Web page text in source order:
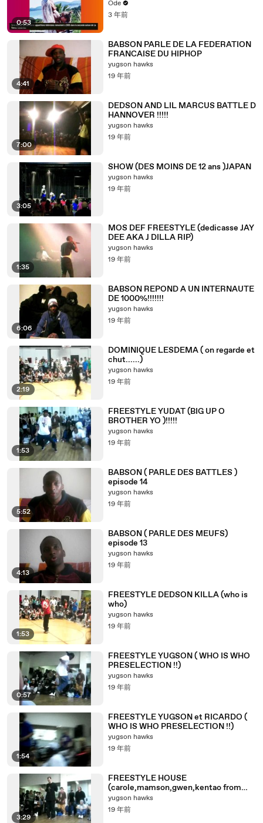
0:53
Ode
3 年前
4:41
BABSON PARLE DE LA FEDERATION
FRANCAISE DU HIPHOP
yugson hawks
19 年前
7:00
DEDSON AND LIL MARCUS BATTLE D
HANNOVER !!!!!
yugson hawks
19 年前
3:05
SHOW (DES MOINS DE 12 ans )JAPAN
yugson hawks
19 年前
1:35
MOS DEF FREESTYLE (dedicasse JAY
DEE AKA J DILLA RIP)
yugson hawks
19 年前
6:06
BABSON REPOND A UN INTERNAUTE
DE 1000%!!!!!!!
yugson hawks
19 年前
2:19
DOMINIQUE LESDEMA ( on regarde et
chut......)
yugson hawks
19 年前
1:53
FREESTYLE YUDAT (BIG UP O
BROTHER YO )!!!!!
yugson hawks
19 年前
5:52
BABSON ( PARLE DES BATTLES )
episode 14
yugson hawks
19 年前
4:13
BABSON ( PARLE DES MEUFS)
episode 13
yugson hawks
19 年前
1:53
FREESTYLE DEDSON KILLA (who is
who)
yugson hawks
19 年前
0:57
FREESTYLE YUGSON ( WHO IS WHO
PRESELECTION !!)
yugson hawks
19 年前
1:54
FREESTYLE YUGSON et RICARDO (
WHO IS WHO PRESELECTION !!)
yugson hawks
19 年前
3:29
FREESTYLE HOUSE
(carole,mamson,gwen,kentao from
japan )
yugson hawks
19 年前